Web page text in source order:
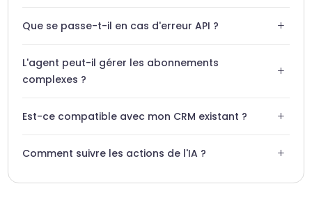
spécifiques pour chaque produit géré dans votre compte
Que se passe-t-il en cas d'erreur API ? +
immédiatement pour une résolution rapide.
L'agent peut-il gérer les abonnements
complexes ?
+
avancées liées aux modèles d'abonnement SaaS.
Est-ce compatible avec mon CRM existant ? +
autres outils via l'écosystème Swiftask.
Comment suivre les actions de l'IA ? +